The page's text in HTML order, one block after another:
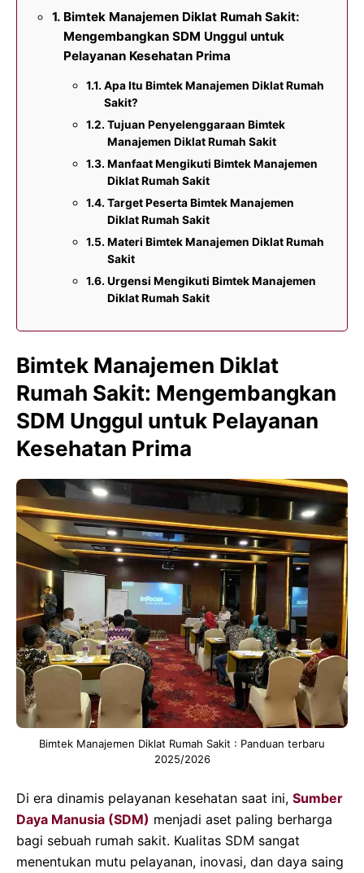
Bimtek Manajemen Diklat Rumah Sakit:
Mengembangkan SDM Unggul untuk
Pelayanan Kesehatan Prima
Apa Itu Bimtek Manajemen Diklat Rumah
Sakit?
Tujuan Penyelenggaraan Bimtek
Manajemen Diklat Rumah Sakit
Manfaat Mengikuti Bimtek Manajemen
Diklat Rumah Sakit
Target Peserta Bimtek Manajemen
Diklat Rumah Sakit
Materi Bimtek Manajemen Diklat Rumah
Sakit
Urgensi Mengikuti Bimtek Manajemen
Diklat Rumah Sakit
Bimtek Manajemen Diklat
Rumah Sakit: Mengembangkan
SDM Unggul untuk Pelayanan
Kesehatan Prima
Bimtek Manajemen Diklat Rumah Sakit : Panduan terbaru
2025/2026
Di era dinamis pelayanan kesehatan saat ini, Sumber
Daya Manusia (SDM) menjadi aset paling berharga
bagi sebuah rumah sakit. Kualitas SDM sangat
menentukan mutu pelayanan, inovasi, dan daya saing